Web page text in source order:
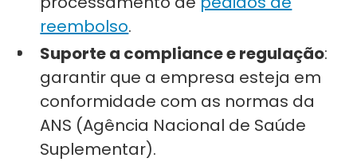
reembolso.
Suporte a compliance e regulação:
garantir que a empresa esteja em
conformidade com as normas da
ANS (Agência Nacional de Saúde
Suplementar).